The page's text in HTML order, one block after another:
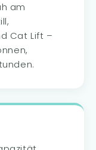
am
Cat Lift –